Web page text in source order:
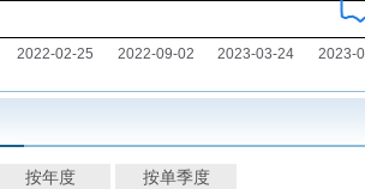
按年度
按单季度